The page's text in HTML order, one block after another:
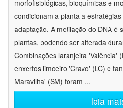
morfofisiológicas, bioquímicas e
condicionam a planta a
adaptação. A metilação do DNA é
plantas, podendo ser alterada
Combinações laranjeira 'Valência'
enxertos limoeiro 'Cravo' (LC) e
Maravilha' (SM) foram ...
leia